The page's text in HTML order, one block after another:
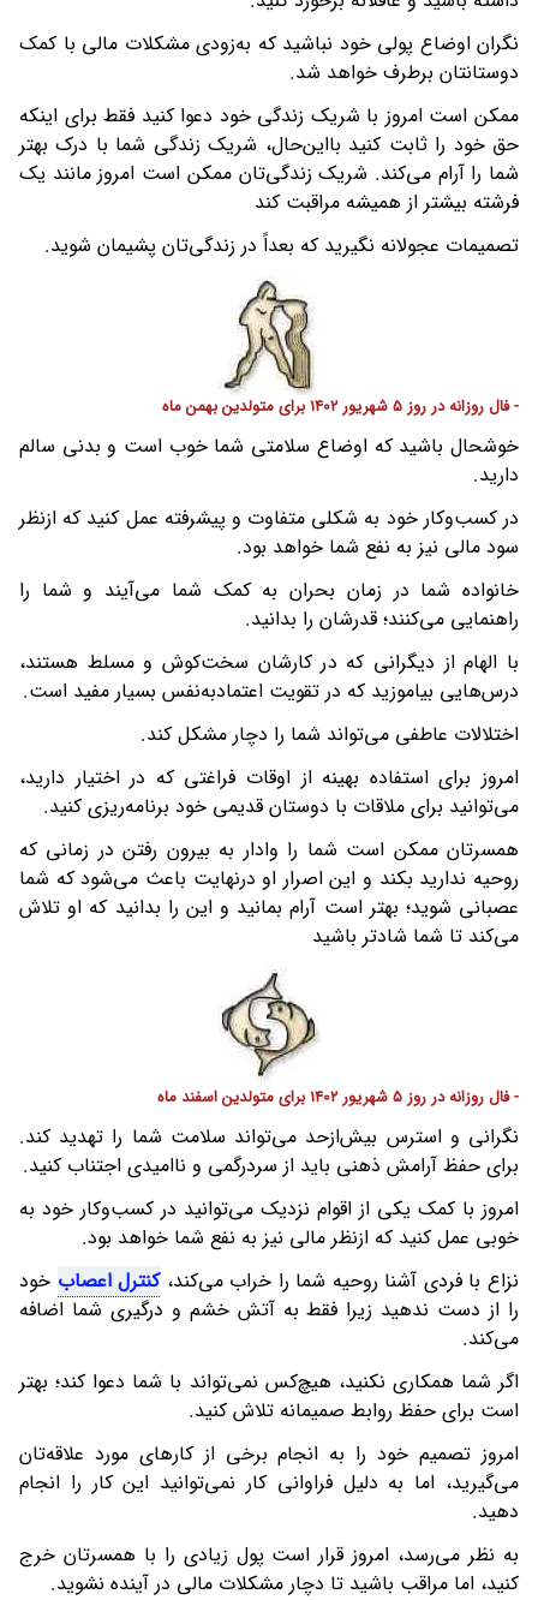
نگران اوضاع پولی خود نباشید که به‌زودی مشکلات مالی با کمک
دوستانتان برطرف خواهد شد.
ممکن است امروز با شریک زندگی خود دعوا کنید فقط برای اینکه
حق خود را ثابت کنید بااین‌حال، شریک زندگی شما با درک بهتر
شما را آرام می‌کند. شریک زندگی‌تان ممکن است امروز مانند یک
فرشته بیشتر از همیشه مراقبت کند
تصمیمات عجولانه نگیرید که بعداً در زندگی‌تان پشیمان شوید.
- فال روزانه در روز 5 شهریور 1402 برای متولدین بهمن ماه
خوشحال باشید که اوضاع سلامتی شما خوب است و بدنی سالم
دارید.
در کسب‌وکار خود به شکلی متفاوت و پیشرفته عمل کنید که ازنظر
سود مالی نیز به نفع شما خواهد بود.
خانواده شما در زمان بحران به کمک شما می‌آیند و شما را
راهنمایی می‌کنند؛ قدرشان را بدانید.
با الهام از دیگرانی که در کارشان سخت‌کوش و مسلط هستند،
درس‌هایی بیاموزید که در تقویت اعتمادبه‌نفس بسیار مفید است.
اختلالات عاطفی می‌تواند شما را دچار مشکل کند.
امروز برای استفاده بهینه از اوقات فراغتی که در اختیار دارید،
می‌توانید برای ملاقات با دوستان قدیمی خود برنامه‌ریزی کنید.
همسرتان ممکن است شما را وادار به بیرون رفتن در زمانی که
روحیه ندارید بکند و این اصرار او درنهایت باعث می‌شود که شما
عصبانی شوید؛ بهتر است آرام بمانید و این را بدانید که او تلاش
می‌کند تا شما شادتر باشید
- فال روزانه در روز 5 شهریور 1402 برای متولدین اسفند ماه
نگرانی و استرس بیش‌ازحد می‌تواند سلامت شما را تهدید کند.
برای حفظ آرامش ذهنی باید از سردرگمی و ناامیدی اجتناب کنید.
امروز با کمک یکی از اقوام نزدیک می‌توانید در کسب‌وکار خود به
خوبی عمل کنید که ازنظر مالی نیز به نفع شما خواهد بود.
نزاع با فردی آشنا روحیه شما را خراب می‌کند،کنترل اعصاب خود
را از دست ندهید زیرا فقط به آتش خشم و درگیری شما اضافه
می‌کند.
اگر شما همکاری نکنید، هیچ‌کس نمی‌تواند با شما دعوا کند؛ بهتر
است برای حفظ روابط صمیمانه تلاش کنید.
امروز تصمیم خود را به انجام برخی از کارهای مورد علاقه‌تان
می‌گیرید، اما به دلیل فراوانی کار نمی‌توانید این کار را انجام
دهید.
به نظر می‌رسد، امروز قرار است پول زیادی را با همسرتان خرج
کنید، اما مراقب باشید تا دچار مشکلات مالی در آینده نشوید.